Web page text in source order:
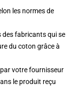
les normes de
des fabricants qui se
du coton grâce à
votre fournisseur
le produit reçu